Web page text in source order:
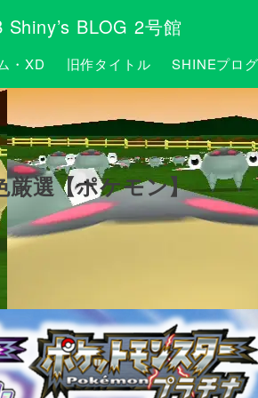
Shiny’s BLOG 2号館
・XD 旧作タイトル SHINEプロ
選【ポケモン】